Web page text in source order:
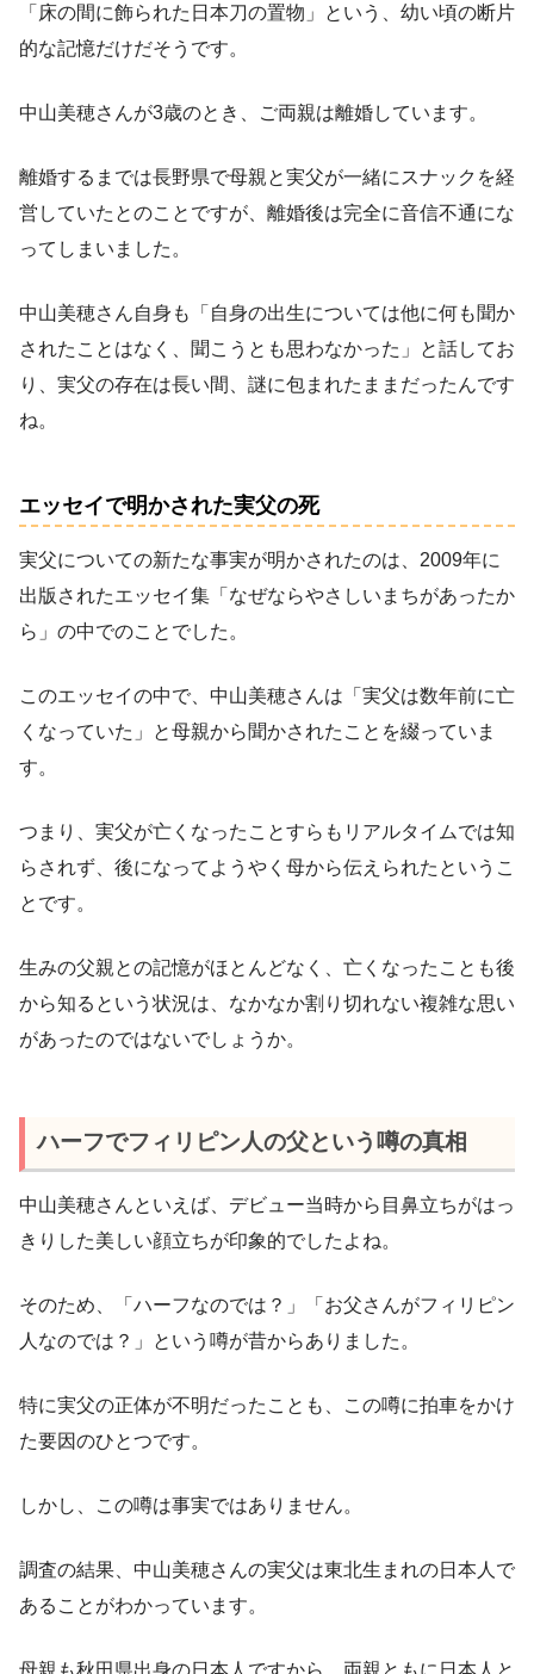
「床の間に飾られた日本刀の置物」という、幼い頃の断片
的な記憶だけだそうです。
中山美穂さんが3歳のとき、ご両親は離婚しています。
離婚するまでは長野県で母親と実父が一緒にスナックを経
営していたとのことですが、離婚後は完全に音信不通にな
ってしまいました。
中山美穂さん自身も「自身の出生については他に何も聞か
されたことはなく、聞こうとも思わなかった」と話してお
り、実父の存在は長い間、謎に包まれたままだったんです
ね。
エッセイで明かされた実父の死
実父についての新たな事実が明かされたのは、2009年に
出版されたエッセイ集「なぜならやさしいまちがあったか
ら」の中でのことでした。
このエッセイの中で、中山美穂さんは「実父は数年前に亡
くなっていた」と母親から聞かされたことを綴っていま
す。
つまり、実父が亡くなったことすらもリアルタイムでは知
らされず、後になってようやく母から伝えられたというこ
とです。
生みの父親との記憶がほとんどなく、亡くなったことも後
から知るという状況は、なかなか割り切れない複雑な思い
があったのではないでしょうか。
ハーフでフィリピン人の父という噂の真相
中山美穂さんといえば、デビュー当時から目鼻立ちがはっ
きりした美しい顔立ちが印象的でしたよね。
そのため、「ハーフなのでは？」「お父さんがフィリピン
人なのでは？」という噂が昔からありました。
特に実父の正体が不明だったことも、この噂に拍車をかけ
た要因のひとつです。
しかし、この噂は事実ではありません。
調査の結果、中山美穂さんの実父は東北生まれの日本人で
あることがわかっています。